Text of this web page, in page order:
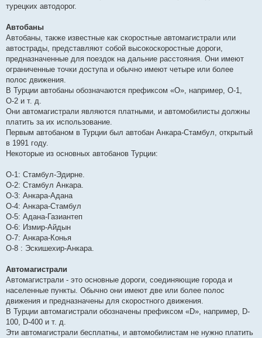
турецких автодорог.
Автобаны
Автобаны, также известные как скоростные автомагистрали или
автострады, представляют собой высокоскоростные дороги,
предназначенные для поездок на дальние расстояния. Они имеют
ограниченные точки доступа и обычно имеют четыре или более
полос движения.
В Турции автобаны обозначаются префиксом «О», например, О-1,
О-2 и т. д.
Они автомагистрали являются платными, и автомобилисты должны
платить за их использование.
Первым автобаном в Турции был автобан Анкара-Стамбул, открытый
в 1991 году.
Некоторые из основных автобанов Турции:
O-1: Стамбул-Эдирне.
O-2: Стамбул Анкара.
O-3: Анкара-Адана
O-4: Анкара-Стамбул
O-5: Адана-Газиантеп
O-6: Измир-Айдын
O-7: Анкара-Конья
O-8 : Эскишехир-Анкара.
Автомагистрали
Автомагистрали - это основные дороги, соединяющие города и
населенные пункты. Обычно они имеют две или более полос
движения и предназначены для скоростного движения.
В Турции автомагистрали обозначены префиксом «D», например, D-
100, D-400 и т. д.
Эти автомагистрали бесплатны, и автомобилистам не нужно платить